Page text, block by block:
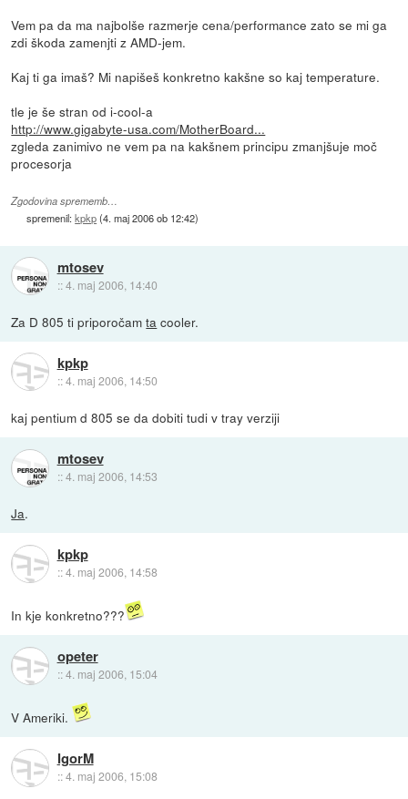
Vem pa da ma najbolše razmerje cena/performance zato se mi ga
zdi škoda zamenjti z AMD-jem.
Kaj ti ga imaš? Mi napišeš konkretno kakšne so kaj temperature.
tle je še stran od i-cool-a
http://www.gigabyte-usa.com/MotherBoard...
zgleda zanimivo ne vem pa na kakšnem principu zmanjšuje moč
procesorja
Zgodovina sprememb…
spremenil:kpkp(4. maj 2006 ob 12:42)
mtosev
::4. maj 2006, 14:40
Za D 805 ti priporočamta cooler.
kpkp
::4. maj 2006, 14:50
kaj pentium d 805 se da dobiti tudi v tray verziji
mtosev
::4. maj 2006, 14:53
Ja.
kpkp
::4. maj 2006, 14:58
In kje konkretno???
opeter
::4. maj 2006, 15:04
V Ameriki.
IgorM
::4. maj 2006, 15:08